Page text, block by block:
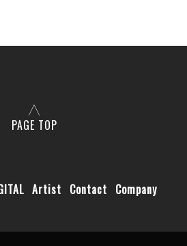
PAGE TOP
Artist Contact Company